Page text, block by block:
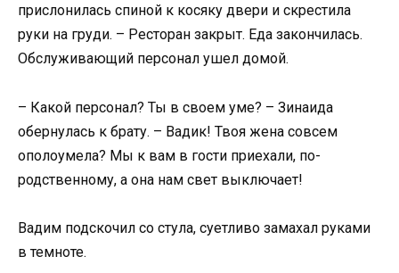
прислонилась спиной к косяку двери и скрестила
руки на груди. – Ресторан закрыт. Еда закончилась.
Обслуживающий персонал ушел домой.
– Какой персонал? Ты в своем уме? – Зинаида
обернулась к брату. – Вадик! Твоя жена совсем
ополоумела? Мы к вам в гости приехали, по-
родственному, а она нам свет выключает!
Вадим подскочил со стула, суетливо замахал руками
в темноте.